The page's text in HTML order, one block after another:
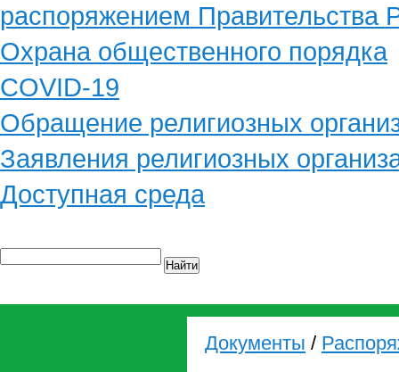
распоряжением
Охрана общественного порядка
COVID-19
Обращение религиозных
Заявления религиозных
Доступная среда
Найти
Документы /